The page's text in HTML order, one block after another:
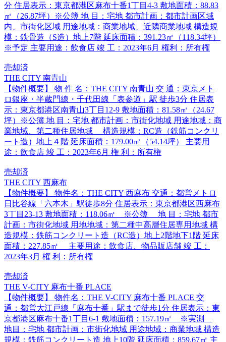
分 住居表示：東京都港区麻布十番1丁目4-3 敷地面積：88.83
㎡（26.87坪）※公簿 地 目：宅地 都市計画：都市計画区域
内、市街化区域 用途地域：商業地域、近隣商業地域 構造規
模：鉄骨造（S造）地上7階 延床面積：391.23㎡（118.34坪）
※予定 主要用途：飲食店 竣 工：2023年6月 権利：所有権
売却済
THE CITY 南青山
【物件概要】 物 件 名：THE CITY 南青山 交 通：東京メト
ロ銀座・半蔵門線・千代田線「表参道」駅 徒歩3分 住居表
示：東京都港区南青山3丁目12-9 敷地面積：81.58㎡（24.67
坪）※公簿 地 目：宅地 都市計画：市街化地域 用途地域：商
業地域、第二種住居地域 構造規模：RC造（鉄筋コンクリ
ート造）地上４階 延床面積：179.00㎡（54.14坪） 主要用
途：飲食店 竣 工：2023年6月 権 利：所有権
売却済
THE CITY 西麻布
【物件概要】 物件名：THE CITY 西麻布 交通：都営メトロ
日比谷線「六本木」駅徒歩8分 住居表示：東京都港区西麻布
3丁目23-13 敷地面積：118.06㎡ ※公簿 地 目：宅地 都市
計画：市街化地域 用地地域：第二種中高層住居専用地域 構
造規模：鉄筋コンクリート造（RC造）地上2階地下1階 延床
面積：227.85㎡ 主要用途：飲食店、物品販店舗 竣 工：
2023年3月 権 利：所有権
売却済
THE V-CITY 麻布十番 PLACE
【物件概要】 物件名：THE V-CITY 麻布十番 PLACE 交
通：都営大江戸線「麻布十番」駅まで徒歩1分 住居表示：東
京都港区麻布十番1丁目6-1 敷地面積：157.19㎡ ※実測
地目：宅地 都市計画：市街化地域 用途地域：商業地域 構造
規模：鉄筋コンクリート造 地上10階 延床面積：859.67㎡ 主